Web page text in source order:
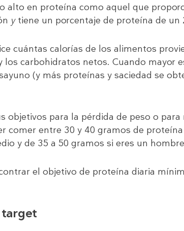
alto en proteína como aquel que
ytiene un porcentaje de proteína de un
cuántas calorías de los alimentos
los carbohidratos netos. Cuando mayor
(y más proteínas y saciedad se
objetivos para la pérdida de peso o para
comer entre 30 y 40 gramos de
y de 35 a 50 gramos si eres un
el objetivo de proteína diaria